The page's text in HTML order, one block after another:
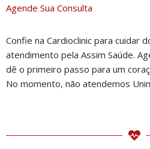
Agende Sua Consulta
Confie na Cardioclinic para cuidar
atendimento pela Assim Saúde.
dê o primeiro passo para um
No momento, não atendemos